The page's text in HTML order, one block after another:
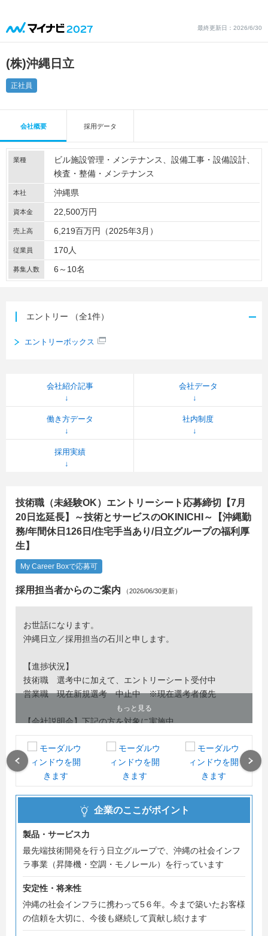
最終更新日：2026/6/30
(株)沖縄日立
正社員
会社概要 採用データ
業種 ビル施設管理・メンテナンス
設備工事・設備設計
検査・整備・メンテナンス
本社 沖縄県
資本金 22,500万円
売上高 6,219百万円（2025年3月）
従業員 170人
募集人数 6～10名
エントリー （全1件）
エントリーボックス
会社紹介記事 会社データ
働き方データ 社内制度
採用実績
技術職（未経験OK）エントリーシート応募締切【7月
20日迄延長】～技術とサービスのOKINICHI～【沖縄勤
務/年間休日126日/住宅手当あり/日立グループの福利厚
生】
My Career Boxで応募可
採用担当者からのご案内 （2026/06/30更新）
お世話になります。
沖縄日立／採用担当の石川と申します。
【進捗状況】
技術職 選考中に加えて、エントリーシート受付中
営業職 現在新規選考 中止中 ※現在選考者優先
【会社説明会】下記の方を対象に実施中
・ 技術系の職種に興味ある方
（学んできたことを活かしたい方、未経験からチャレンジ
したい方大歓迎です）
【エントリーシート 提出期限 ７月２０日（月）迄延
【選考イメージ】
選考会内々定時期 ６月下旬～7月中旬
【選考の流れ】
１ エントリーシート提出
２ 適正検査
もっと見る
企業のここがポイント
製品・サービス力
最先端技術開発を行う日立グループで、沖縄の社会インフ
ラ事業（昇降機・空調・モノレール）を行っています
安定性・将来性
沖縄の社会インフラに携わって5６年。今まで築いたお客様
の信頼を大切に、今後も継続して貢献し続けます